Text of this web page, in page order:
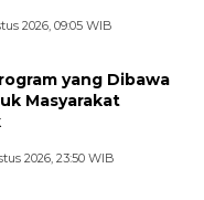
2026, 09:05 WIB
yang Dibawa
Masyarakat
2026, 23:50 WIB